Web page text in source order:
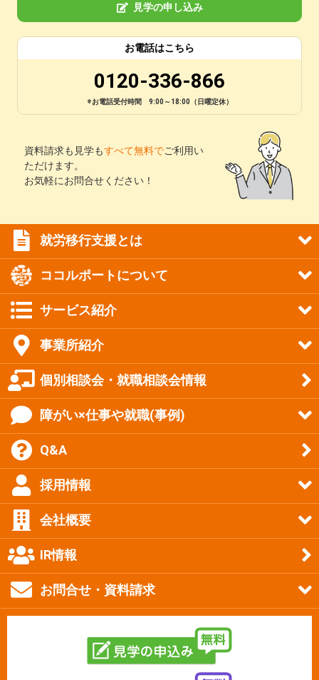
見学の申し込み
お電話はこちら
0120-336-866
※お電話受付時間 9:00～18:00（日曜定休）
資料請求も見学もすべて無料でご利用い
ただけます。
お気軽にお問合せください！
就労移行支援とは
ココルポートについて
サービス紹介
事業所紹介
個別相談会・就職相談会情報
障がい×仕事や就職(事例)
Q&A
採用情報
会社概要
IR情報
お問合せ・資料請求